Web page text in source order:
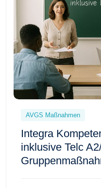
AVGS Maßnahmen
Integra
inklusive Telc